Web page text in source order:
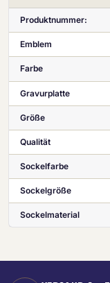
Produktnummer:
Emblem
Farbe
Gravurplatte
Größe
Qualität
Sockelfarbe
Sockelgröße
Sockelmaterial